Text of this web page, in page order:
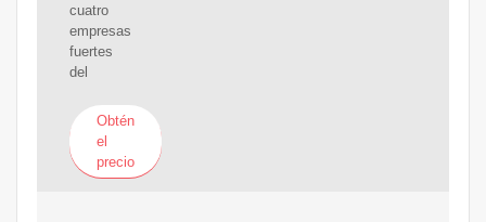
cuatro
empresas
fuertes
del
Obtén
el
precio